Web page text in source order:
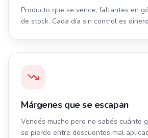
Producto que se vence, faltantes en
de stock. Cada día sin control es
Márgenes que se escapan
Vendés mucho pero no sabés cuánto
se pierde entre descuentos mal